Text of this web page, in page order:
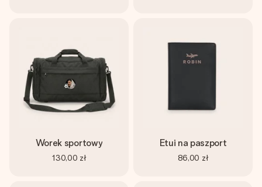
Worek sportowy
130,00 zł
Etui na paszport
86,00 zł